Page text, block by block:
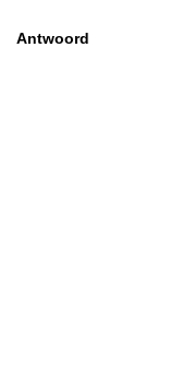
Antwoord